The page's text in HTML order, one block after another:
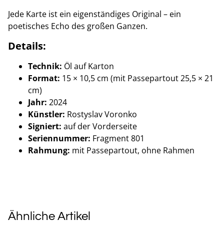
Jede Karte ist ein eigenständiges Original – ein
poetisches Echo des großen Ganzen.
Details:
Technik: Öl auf Karton
Format: 15 × 10,5 cm (mit Passepartout 25,5 × 21
cm)
Jahr: 2024
Künstler: Rostyslav Voronko
Signiert: auf der Vorderseite
Seriennummer: Fragment 801
Rahmung: mit Passepartout, ohne Rahmen
Ähnliche Artikel